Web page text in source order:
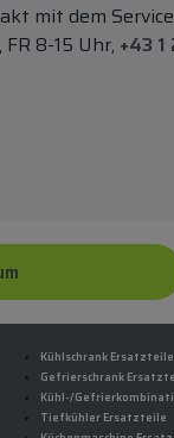
mit dem
8-15 Uhr, +43
Kühlschrank Ersatzteile
Gefrierschrank
Kühl-/
Tiefkühler Ersatzteile